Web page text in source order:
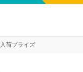
入荷プライズ